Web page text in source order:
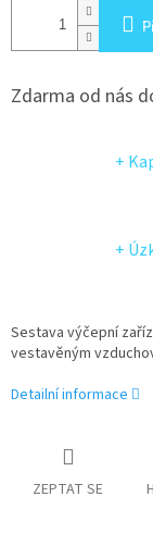
Zdarma od nás
+
+
Sestava výčepní
vestavěným
Detailní informace
ZEPTAT SE